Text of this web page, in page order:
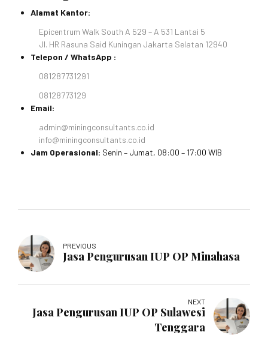
Alamat Kantor:
Epicentrum Walk South A 529 – A 531 Lantai 5
Jl. HR Rasuna Said Kuningan Jakarta Selatan 12940
Telepon / WhatsApp :
081287731291
08128773129
Email:
admin@miningconsultants.co.id
info@miningconsultants.co.id
Jam Operasional: Senin – Jumat, 08:00 – 17:00 WIB
PREVIOUS
Jasa Pengurusan IUP OP Minahasa
NEXT
Jasa Pengurusan IUP OP Sulawesi
Tenggara